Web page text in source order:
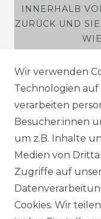
INNERHALB
ZURÜCK UND
SHOP
MEIN KONTO
SERVICE
Wir verwenden
Technologien
verarbeiten
Besucher:innen
um z.B. Inhalte
Medien von
Zugriffe auf
Cookies. Wir